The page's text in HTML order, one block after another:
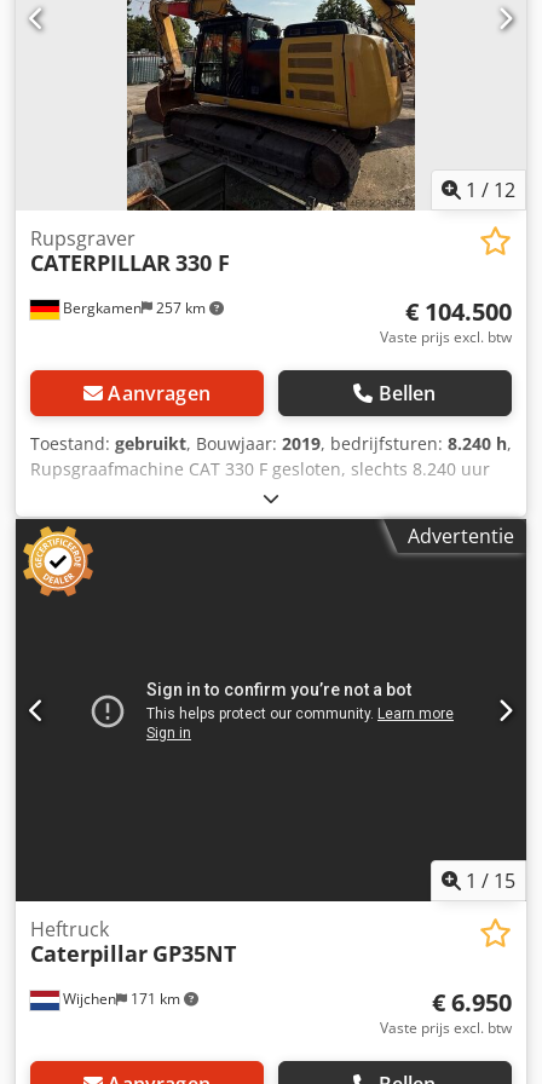
direct leverbaar.
1 / 12
Bergkamen 257 km
Rupsgraver
CATERPILLAR330 F
€ 104.500
Vaste prijs excl. btw
Aanvragen Bellen
Toestand: gebruikt, Bouwjaar: 2019, bedrijfsturen: 8.240 h,
Rupsgraafmachine CAT 330 F gesloten, slechts 8.240 uur
Dcjdpfx Aezrrnnsguok uitstekende staat Motor Cat C7.1,
vermogen ca. 195 kW / 261 pk, bedrijfsgewicht ca. 30.900
kg Rijsnelheid ca. 5,3 km/u Graafdiepte tot 7,24 m Bereik
ca. 10,8 m Bakinhoud ca. 1,7 m³ Transportlengte ca. 10,4 m
Transporthoogte ca. 3,4 m Breedte (met 800 mm
Advertentie
1 / 15
Wijchen 171 km
Heftruck
Caterpillar GP35NT
€ 6.950
Vaste prijs excl. btw